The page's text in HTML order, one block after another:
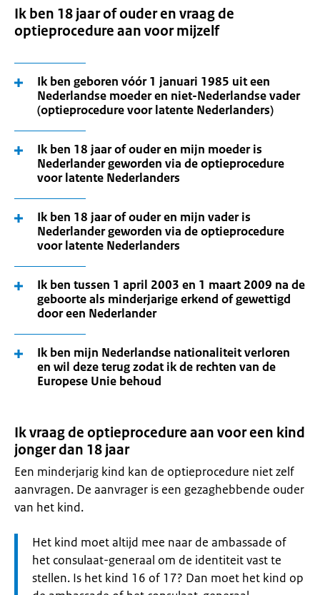
Ik ben 18 jaar of ouder en vraag de
optieprocedure aan voor mijzelf
Ik ben geboren vóór 1 januari 1985 uit een
Nederlandse moeder en niet-Nederlandse vader
(optieprocedure voor latente Nederlanders)
Ik ben 18 jaar of ouder en mijn moeder is
Nederlander geworden via de optieprocedure
voor latente Nederlanders
Ik ben 18 jaar of ouder en mijn vader is
Nederlander geworden via de optieprocedure
voor latente Nederlanders
Ik ben tussen 1 april 2003 en 1 maart 2009 na de
geboorte als minderjarige erkend of gewettigd
door een Nederlander
Ik ben mijn Nederlandse nationaliteit verloren
en wil deze terug zodat ik de rechten van de
Europese Unie behoud
Ik vraag de optieprocedure aan voor een kind
jonger dan 18 jaar
Een minderjarig kind kan de optieprocedure niet zelf
aanvragen. De aanvrager is een gezaghebbende ouder
van het kind.
Let
op:
Het kind moet altijd mee naar de ambassade of
het consulaat-generaal om de identiteit vast te
stellen. Is het kind 16 of 17? Dan moet het kind op